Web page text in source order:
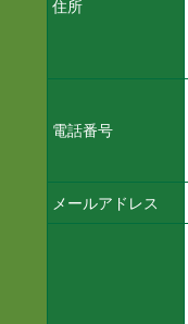
住所
電話番号
メールアドレス